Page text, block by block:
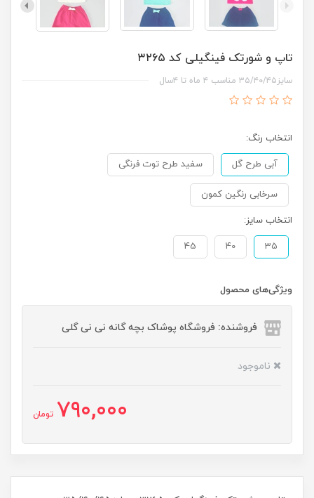
تاپ و شورتک فینگیلی کد ۳۲۶۵
سایز۳۵/۴۰/۴۵ مناسب ۴ ماه تا ۴سال
انتخاب رنگ:
آبی طرح گل سفید طرح توت فرنگی
سرخابی رنگین کمون
انتخاب سایز:
35
40
45
ویژگی‌های محصول
فروشنده: فروشگاه پوشاک بچه گانه نی نی گلی
ناموجود
790,000 تومان